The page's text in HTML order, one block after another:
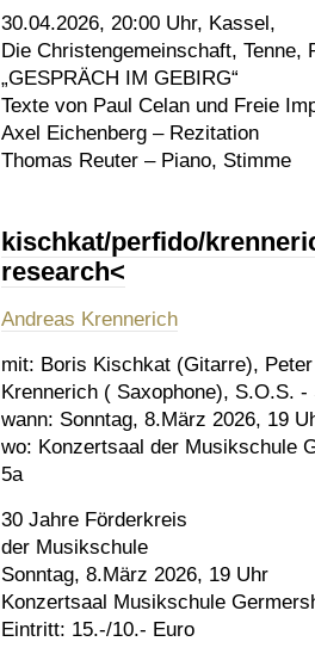
30.04.2026, 20:00 Uhr, Kassel,
Die Christengemeinschaft, Tenne,
„GESPRÄCH IM GEBIRG“
Texte von Paul Celan und Freie
Axel Eichenberg – Rezitation
Thomas Reuter – Piano, Stimme
kischkat/perfido/
research<
Andreas Krennerich
mit: Boris Kischkat (Gitarre),
Krennerich ( Saxophone), S.O.S.
wann: Sonntag, 8.März 2026, 19
wo: Konzertsaal der Musikschule
5a
30 Jahre Förderkreis
der Musikschule
Sonntag, 8.März 2026, 19 Uhr
Konzertsaal Musikschule
Eintritt: 15.-/10.- Euro